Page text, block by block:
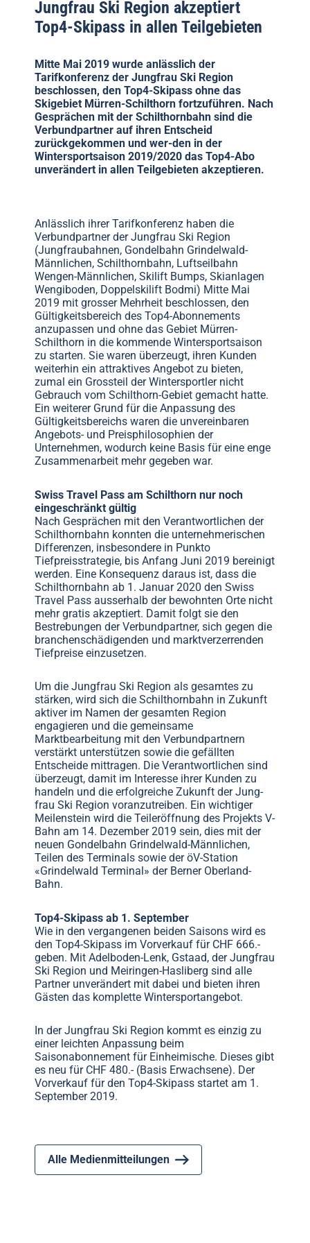
Jungfrau Ski Region akzeptiert
Top4-Skipass in allen Teilgebieten
Mitte Mai 2019 wurde anlässlich der
Tarifkonferenz der Jungfrau Ski Region
beschlossen, den Top4-Skipass ohne das
Skigebiet Mürren-Schilthorn fortzuführen. Nach
Gesprächen mit der Schilthornbahn sind die
Verbundpartner auf ihren Entscheid
zurückgekommen und wer-den in der
Wintersportsaison 2019/2020 das Top4-Abo
unverändert in allen Teilgebieten akzeptieren.
Anlässlich ihrer Tarifkonferenz haben die
Verbundpartner der Jungfrau Ski Region
(Jungfraubahnen, Gondelbahn Grindelwald-
Männlichen, Schilthornbahn, Luftseilbahn
Wengen-Männlichen, Skilift Bumps, Skianlagen
Wengiboden, Doppelskilift Bodmi) Mitte Mai
2019 mit grosser Mehrheit beschlossen, den
Gültigkeitsbereich des Top4-Abonnements
anzupassen und ohne das Gebiet Mürren-
Schilthorn in die kommende Wintersportsaison
zu starten. Sie waren überzeugt, ihren Kunden
weiterhin ein attraktives Angebot zu bieten,
zumal ein Grossteil der Wintersportler nicht
Gebrauch vom Schilthorn-Gebiet gemacht hatte.
Ein weiterer Grund für die Anpassung des
Gültigkeitsbereichs waren die unvereinbaren
Angebots- und Preisphilosophien der
Unternehmen, wodurch keine Basis für eine enge
Zusammenarbeit mehr gegeben war.
Swiss Travel Pass am Schilthorn nur noch
eingeschränkt gültig
Nach Gesprächen mit den Verantwortlichen der
Schilthornbahn konnten die unternehmerischen
Differenzen, insbesondere in Punkto
Tiefpreisstrategie, bis Anfang Juni 2019 bereinigt
werden. Eine Konsequenz daraus ist, dass die
Schilthornbahn ab 1. Januar 2020 den Swiss
Travel Pass ausserhalb der bewohnten Orte nicht
mehr gratis akzeptiert. Damit folgt sie den
Bestrebungen der Verbundpartner, sich gegen die
branchenschädigenden und marktverzerrenden
Tiefpreise einzusetzen.
Um die Jungfrau Ski Region als gesamtes zu
stärken, wird sich die Schilthornbahn in Zukunft
aktiver im Namen der gesamten Region
engagieren und die gemeinsame
Marktbearbeitung mit den Verbundpartnern
verstärkt unterstützen sowie die gefällten
Entscheide mittragen. Die Verantwortlichen sind
überzeugt, damit im Interesse ihrer Kunden zu
handeln und die erfolgreiche Zukunft der Jung-
frau Ski Region voranzutreiben. Ein wichtiger
Meilenstein wird die Teileröffnung des Projekts V-
Bahn am 14. Dezember 2019 sein, dies mit der
neuen Gondelbahn Grindelwald-Männlichen,
Teilen des Terminals sowie der öV-Station
«Grindelwald Terminal» der Berner Oberland-
Bahn.
Top4-Skipass ab 1. September
Wie in den vergangenen beiden Saisons wird es
den Top4-Skipass im Vorverkauf für CHF 666.-
geben. Mit Adelboden-Lenk, Gstaad, der Jungfrau
Ski Region und Meiringen-Hasliberg sind alle
Partner unverändert mit dabei und bieten ihren
Gästen das komplette Wintersportangebot.
In der Jungfrau Ski Region kommt es einzig zu
einer leichten Anpassung beim
Saisonabonnement für Einheimische. Dieses gibt
es neu für CHF 480.- (Basis Erwachsene). Der
Vorverkauf für den Top4-Skipass startet am 1.
September 2019.
Alle Medienmitteilungen